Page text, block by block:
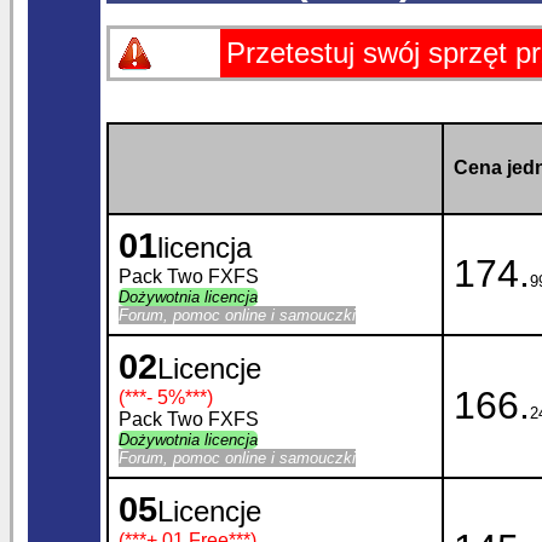
Przetestuj swój sprzęt
Cena
01licencja
Pack Two FXFS
Dożywotnia licencja
Forum, pomoc online i samouczki
174.
02Licencje
(***- 5%***)
Pack Two FXFS
Dożywotnia licencja
Forum, pomoc online i samouczki
166.
05Licencje